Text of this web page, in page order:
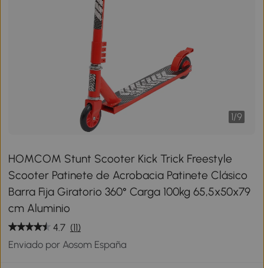
1/9
HOMCOM Stunt Scooter Kick Trick Freestyle
Scooter Patinete de Acrobacia Patinete Clásico
Barra Fija Giratorio 360° Carga 100kg 65,5x50x79
cm Aluminio
4.7 (11)
Enviado por Aosom España